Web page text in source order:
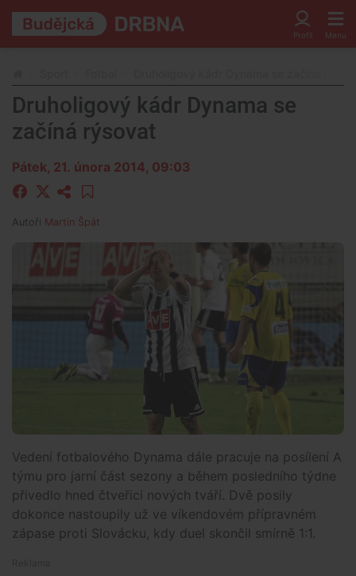
Druholigový kádr Dynama se
začíná rýsovat
Pátek, 21. února 2014, 09:03
Autoři Martin Špát
Vedení fotbalového Dynama dále pracuje na posílení A
týmu pro jarní část sezony a během posledního týdne
přivedlo hned čtveřici nových tváří. Dvě posily
dokonce nastoupily už ve víkendovém přípravném
zápase proti Slovácku, kdy duel skončil smírně 1:1.